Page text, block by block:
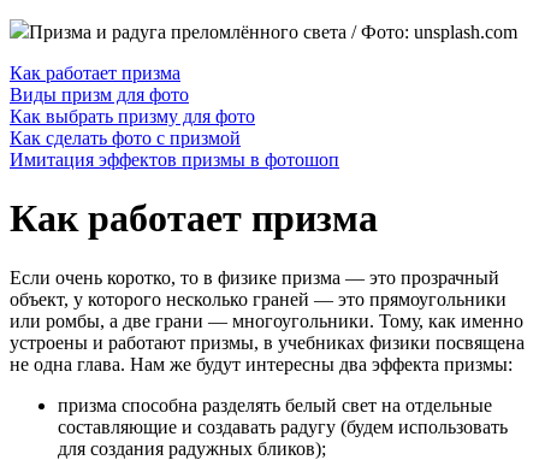
Призма и радуга преломлённого света / Фото: unsplash.com
Как работает призма
Виды призм для фото
Как выбрать призму для фото
Как сделать фото с призмой
Имитация эффектов призмы в фотошоп
Как работает призма
Если очень коротко, то в физике призма — это прозрачный
объект, у которого несколько граней — это прямоугольники
или ромбы, а две грани — многоугольники. Тому, как именно
устроены и работают призмы, в учебниках физики посвящена
не одна глава. Нам же будут интересны два эффекта призмы:
призма способна разделять белый свет на отдельные
составляющие и создавать радугу (будем использовать
для создания радужных бликов);